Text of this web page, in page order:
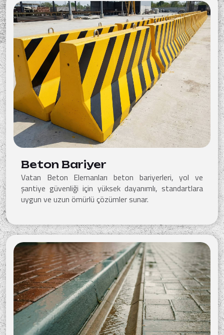
Beton Bariyer
Vatan Beton Elemanları beton bariyerleri, yol ve
şantiye güvenliği için yüksek dayanımlı, standartlara
uygun ve uzun ömürlü çözümler sunar.